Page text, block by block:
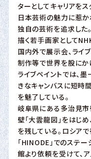
ターとしてキャリアを
日本芸術の魅力に惹
独自の芸術を追求した
描く若手画家として
国内外で展示会、ライ
制作等で世界を股にか
ライブペイントでは、
きなキャンバスに短時
を魅了している。
岐阜県にある多治見
壁「大雲龍図」をはじ
を残している。ロシア
「HINODE」でのステ
館より依頼を受けて、